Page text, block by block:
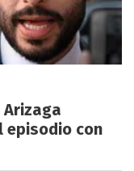
Arizaga
episodio con